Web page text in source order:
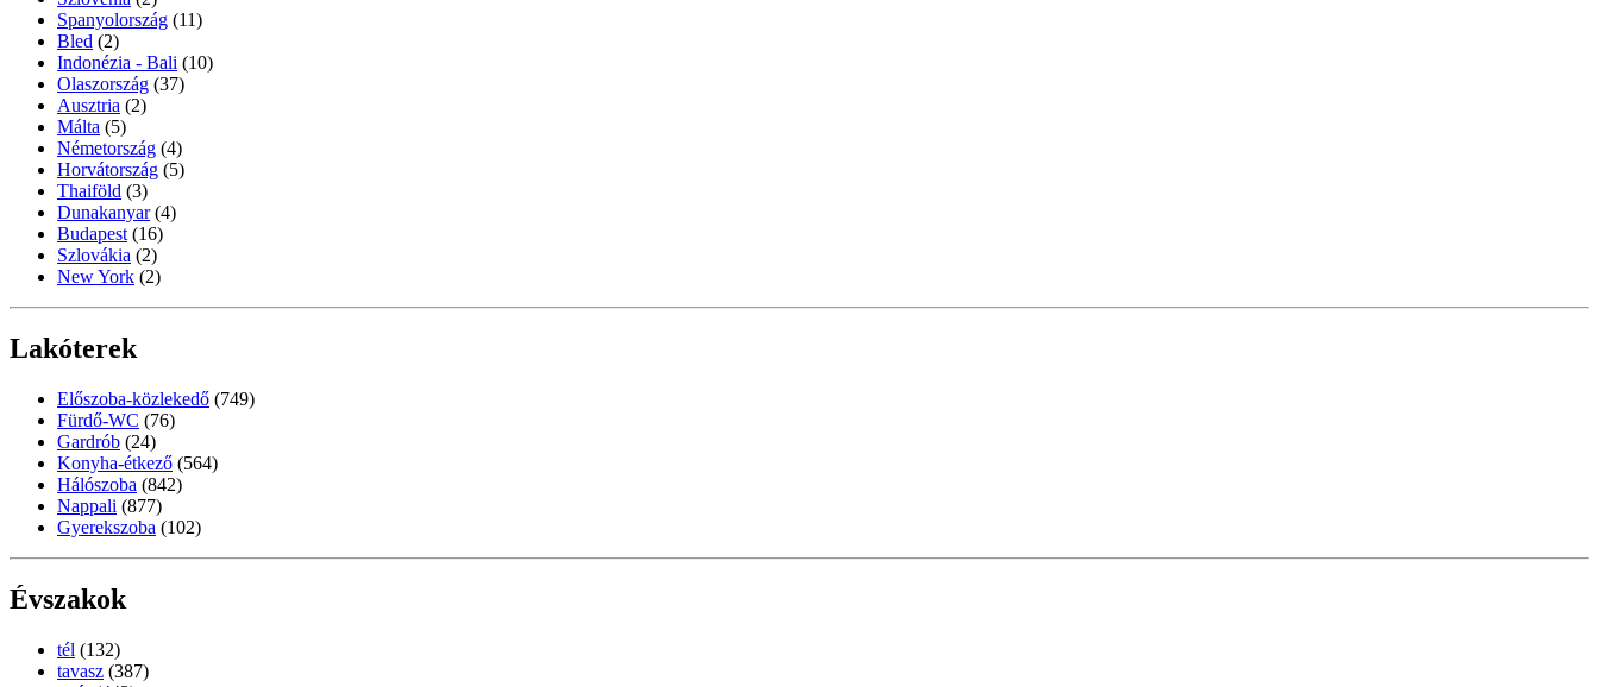
Spanyolország (11)
Bled (2)
Indonézia - Bali (10)
Olaszország (37)
Ausztria (2)
Málta (5)
Németország (4)
Horvátország (5)
Thaiföld (3)
Dunakanyar (4)
Budapest (16)
Szlovákia (2)
New York (2)
Lakóterek
Előszoba-közlekedő (749)
Fürdő-WC (76)
Gardrób (24)
Konyha-étkező (564)
Hálószoba (842)
Nappali (877)
Gyerekszoba (102)
Évszakok
tél (132)
tavasz (387)